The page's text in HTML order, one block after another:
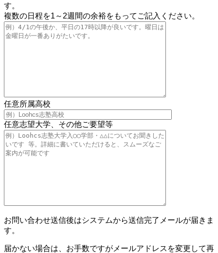
す。
複数の日程を1～2週間の余裕をもってご記入ください。
任意所属高校
任意志望大学、その他ご要望等
お問い合わせ送信後はシステムから送信完了メールが届きま
す。
届かない場合は、お手数ですがメールアドレスを変更して再